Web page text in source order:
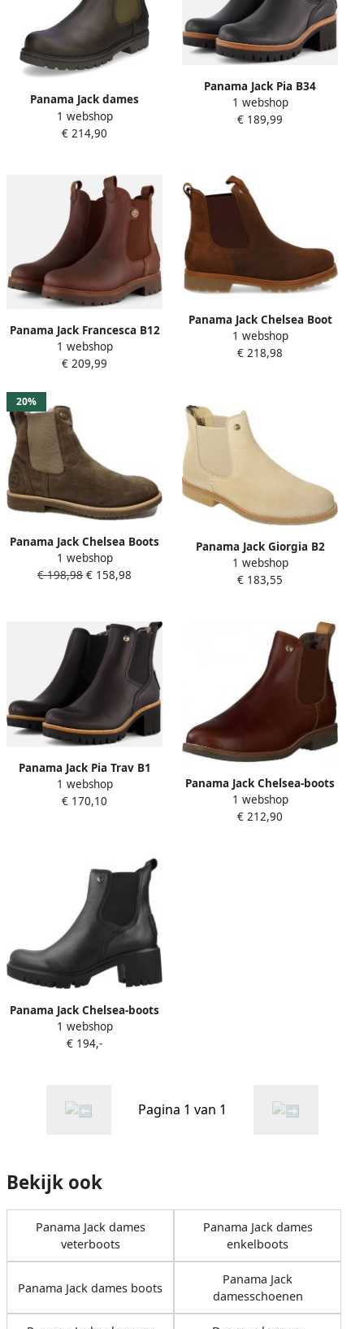
Panama Jack dames
Chelsea-laars khaki
1 webshop
€ 214,90
Panama Jack Pia B34
Chelsea boots zwart
Nubuck Dames
1 webshop
€ 189,99
Panama Jack Francesca B12
Chelsea boots bruin Dames
1 webshop
€ 209,99
Panama Jack Chelsea Boot
Burton Igloo Bark Cognac
Lamsvacht Gevoerd
1 webshop
€ 218,98
20%
Panama Jack Chelsea Boots
Garnock Igloo C11 Taupe
Suède Vacht Gevoerd 10½
1 webshop
€ 198,98 € 158,98
Panama Jack Giorgia B2
chelsea boots velour beig
beige
1 webshop
€ 183,55
Panama Jack Pia Trav B1
Chelsea boots zwart Leer
Dames
1 webshop
€ 170,10
Panama Jack Chelsea-boots
Giordana Igloo met
stretchinzet aan beide
1 webshop
€ 212,90
Panama Jack Chelsea-boots
Pia Enkellaars instapschoen
blokhak met profielzool
1 webshop
€ 194,-
Pagina 1 van 1
Bekijk ook
Panama Jack dames
veterboots
Panama Jack dames
enkelboots
Panama Jack dames boots
Panama Jack
damesschoenen